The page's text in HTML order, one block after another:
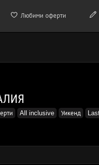
Любими оферти
All inclusive Уикенд